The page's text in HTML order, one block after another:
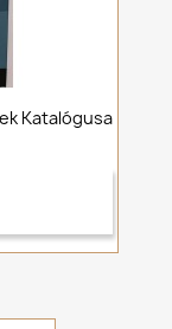
Katalógusa